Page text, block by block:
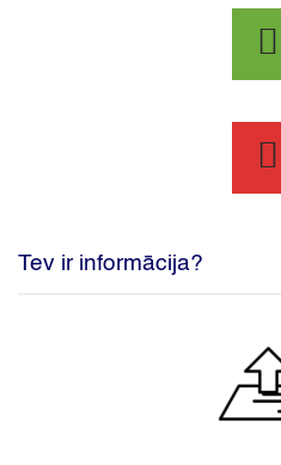
Tev ir informācija?